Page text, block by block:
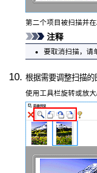
第二个项目被扫描并在
注释
要取消扫描，请
根据需要调整扫描的
使用工具栏旋转或放